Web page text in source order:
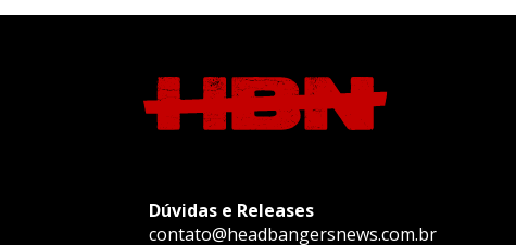
Dúvidas e Releases
contato@headbangersnews.com.br